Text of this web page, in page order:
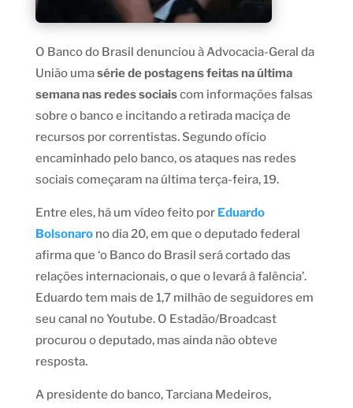
O Banco do Brasil denunciou à Advocacia-Geral da
União umasérie de postagens feitas na última
semana nas redes sociaiscom informações falsas
sobre o banco e incitando a retirada maciça de
recursos por correntistas. Segundo ofício
encaminhado pelo banco, os ataques nas redes
sociais começaram na última terça-feira, 19.
Entre eles, há um vídeo feito por Eduardo
Bolsonarono dia 20, em que o deputado federal
afirma que ‘o Banco do Brasil será cortado das
relações internacionais, o que o levará à falência’.
Eduardo tem mais de 1,7 milhão de seguidores em
seu canal no Youtube. O Estadão/Broadcast
procurou o deputado, mas ainda não obteve
resposta.
A presidente do banco, Tarciana Medeiros,